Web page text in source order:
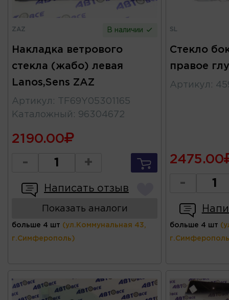
ZAZ В наличии
Накладка ветрового
стекла (жабо) левая
Lanos,Sens ZAZ
Артикул :
TF69Y05301165
Каталожный : 96304672
2190.00
- +
Написать отзыв
Показать аналоги
больше 4 шт (ул.Коммунальная 43,
г.Симферополь)
SL
Стекло
правое
Артикул :
2475.00
-
больше 4 шт